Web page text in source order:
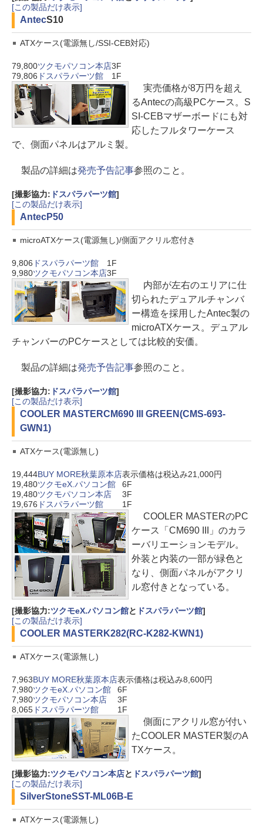
[この製品だけ表示]
AntecS10
ATXケース(電源無し/SSI-CEB対応)
79,800ツクモパソコン本店3F
79,806 ドスパラパーツ館 1F
実売価格が8万円を超え
るAntecの高級PCケース。S
SI-CEBマザーボードにも対
応したフルタワーケース
で、側面パネルはアルミ製。
製品の詳細は発売予告記事参照のこと。
[撮影協力: ドスパラパーツ館]
[この製品だけ表示]
AntecP50
microATXケース(電源無し)/側面アクリル窓付き
9,806 ドスパラパーツ館
1F
9,980ツクモパソコン本店3F
内部が左右のエリアに仕
切られたデュアルチャンバ
ー構造を採用したAntec製の
microATXケース。デュアル
チャンバーのPCケースとしては比較的安価。
製品の詳細は発売予告記事参照のこと。
[撮影協力: ドスパラパーツ館]
[この製品だけ表示]
COOLER MASTERCM690 III GREEN(CMS-693-
GWN1)
ATXケース(電源無し)
19,444BUY MORE秋葉原本店表示価格は税込み21,000円
19,480ツクモeX.パソコン館
6F
19,480ツクモパソコン本店
3F
19,676 ドスパラパーツ館 1F
COOLER MASTERのPC
ケース「CM690 III」のカラ
ーバリエーションモデル。
外装と内装の一部が緑色と
なり、側面パネルがアクリ
ル窓付きとなっている。
[撮影協力:ツクモeX.パソコン館と ドスパラパーツ館]
[この製品だけ表示]
COOLER MASTER K282(RC-K282-KWN1)
ATXケース(電源無し)
7,963BUY MORE秋葉原本店表示価格は税込み8,600円
7,980ツクモeX.パソコン館
6F
7,980ツクモパソコン本店
3F
8,065 ドスパラパーツ館 1F
側面にアクリル窓が付い
たCOOLER MASTER製のA
TXケース。
[撮影協力:ツクモパソコン本店と ドスパラパーツ館]
[この製品だけ表示]
SilverStoneSST-ML06B-E
ATXケース(電源無し)